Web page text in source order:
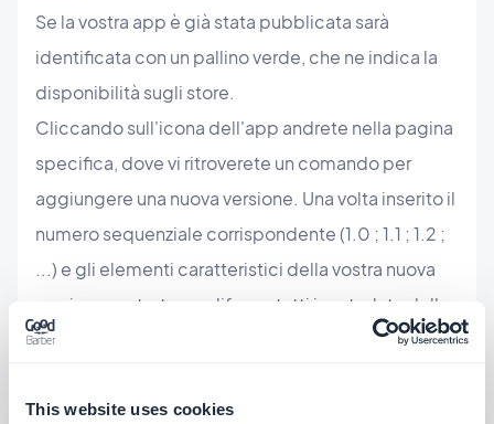
This website uses cookies
Se la vostra app è già stata pubblicata sarà
identificata con un pallino verde, che ne indica la
disponibilità sugli store.
Cliccando sull'icona dell'app andrete nella pagina
specifica, dove vi ritroverete un comando per
aggiungere una nuova versione. Una volta inserito il
numero sequenziale corrispondente (1.0 ; 1.1 ; 1.2 ;
...) e gli elementi caratteristici della vostra nuova
versione, potrete modificare tutti i metadata della
vostra app, dalla descrizione agli screenshot.
Apple vi permette di pubblicare la nuova versione